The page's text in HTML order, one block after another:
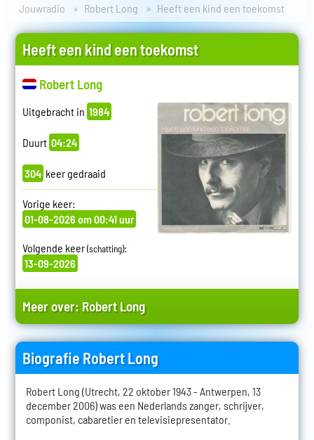
Jouwradio Robert Long Heeft een kind een toekomst
Heeft een kind een toekomst
Robert Long
Uitgebracht in 1984
Duurt 04:24
304 keer gedraaid
Vorige keer:
01-08-2026 om 00:41 uur
Volgende keer(schatting):
13-09-2026
Meer over: Robert Long
Biografie Robert Long
Robert Long (Utrecht, 22 oktober 1943 - Antwerpen, 13
december 2006) was een Nederlands zanger, schrijver,
componist, cabaretier en televisiepresentator.